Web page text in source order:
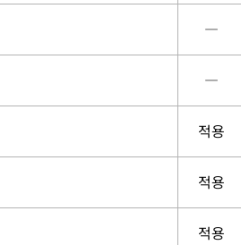
―
―
적용
적용
적용